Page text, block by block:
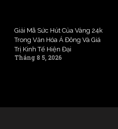
Giải Mã Sức Hút Của Vàng 24k
Trong Văn Hóa Á Đông Và Giá
Trị Kinh Tế Hiện Đại
Tháng 8 5, 2026